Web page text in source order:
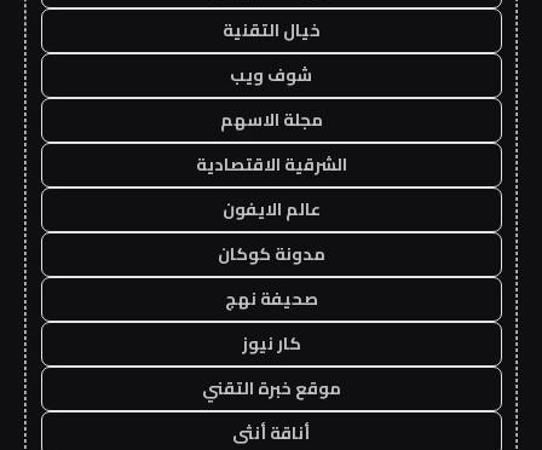
خيال التقنية
شوف ويب
مجلة الاسهم
الشرقية الاقتصادية
عالم الايفون
مدونة كوكان
صحيفة نهج
كار نيوز
موقع خبرة التقني
أناقة أنثى